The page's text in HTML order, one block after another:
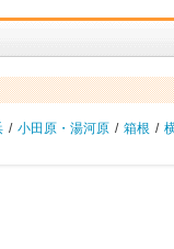
/ 小田原・湯河原 / 箱根 /